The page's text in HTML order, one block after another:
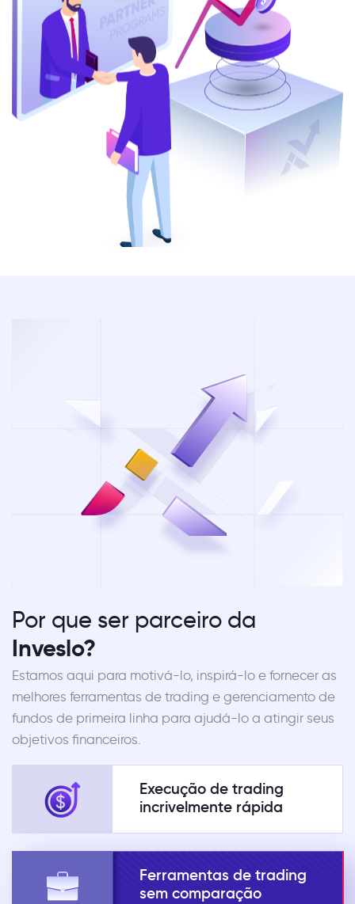
Por que ser parceiro da
Inveslo?
Estamos aqui para motivá-lo, inspirá-lo e fornecer as
melhores ferramentas de trading e gerenciamento de
fundos de primeira linha para ajudá-lo a atingir seus
objetivos financeiros.
Execução de trading
incrivelmente rápida
Ferramentas de trading
sem comparação